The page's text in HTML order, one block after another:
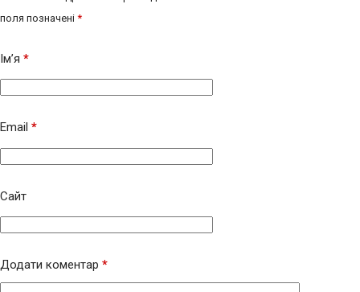
поля позначені *
Ім’я *
Email *
Сайт
Додати коментар *